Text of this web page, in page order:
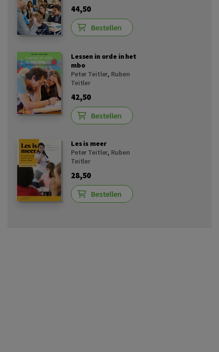
44,50
Bestellen
Lessen in orde in het
mbo
Peter Teitler, Ruben
Teitler
42,50
Bestellen
Les is meer
Peter Teitler, Ruben
Teitler
28,50
Bestellen